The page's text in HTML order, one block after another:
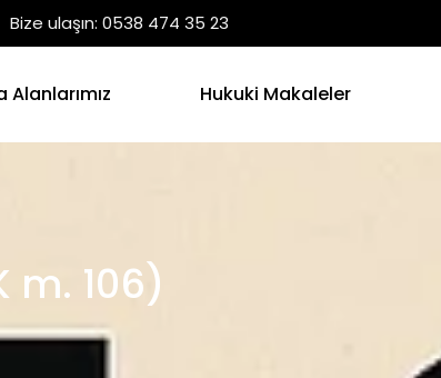
Bize ulaşın: 0538 474 35 23
Alanlarımız Hukuki Makaleler
m. 106)